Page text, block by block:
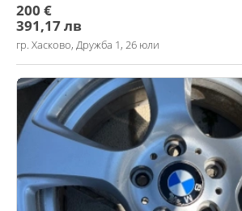
200 €
391,17 лв
гр. Хасково, Дружба 1, 26 юли